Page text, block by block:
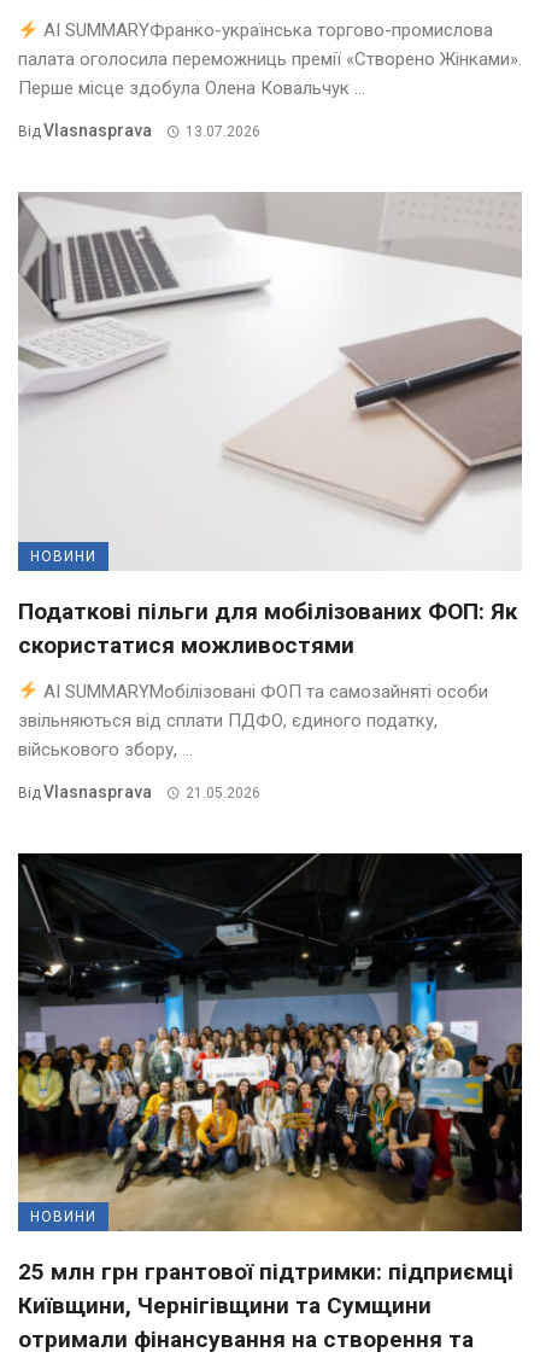
AI SUMMARYФранко-українська торгово-промислова
палата оголосила переможниць премії «Створено Жінками».
Перше місце здобула Олена Ковальчук ...
ВідVlasnasprava 13.07.2026
НОВИНИ
Податкові пільги для мобілізованих ФОП: Як
скористатися можливостями
AI SUMMARYМобілізовані ФОП та самозайняті особи
звільняються від сплати ПДФО, єдиного податку,
військового збору, ...
Від Vlasnasprava 21.05.2026
НОВИНИ
25 млн грн грантової підтримки: підприємці
Київщини, Чернігівщини та Сумщини
отримали фінансування на створення та